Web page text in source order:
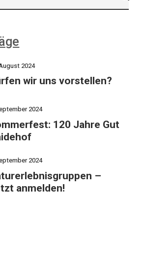
2024
wir uns vorstellen?
2024
120 Jahre Gut
2024
–
anmelden!